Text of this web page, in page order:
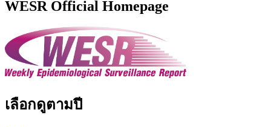
WESR Official Homepage
เลือกดูตามปี